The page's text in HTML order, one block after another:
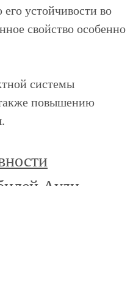
устойчивости во
свойство особенно
системы
также повышению
Ауди